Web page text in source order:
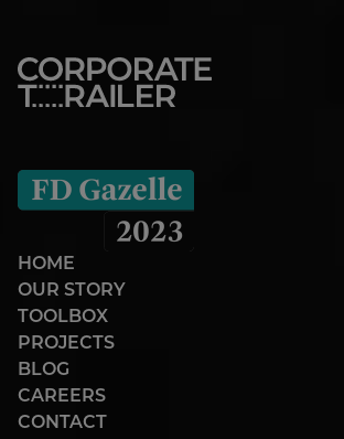
HOME
OUR STORY
TOOLBOX
PROJECTS
BLOG
CAREERS
CONTACT